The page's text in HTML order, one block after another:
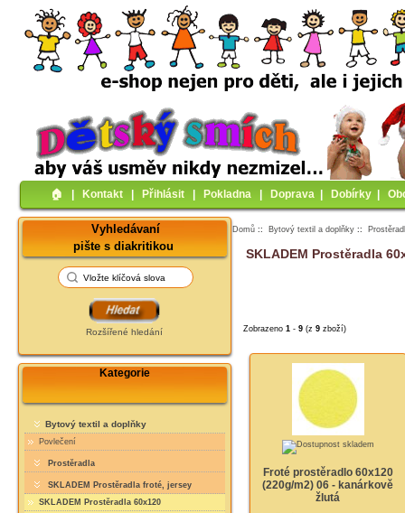
🏠︎ Kontakt Přihlásit Pokladna Doprava Dobírky
Vyhledávaní
pište s diakritikou
Rozšířené hledání
Kategorie
Bytový textil a doplňky
Povlečení
Prostěradla
SKLADEM Prostěradla froté, jersey
SKLADEM Prostěradla 60x120
Domů :: Bytový textil a doplňky ::
SKLADEM Prostěradla
Zobrazeno 1 - 9(z 9zboží)
Froté prostěradlo 60x120
(220g/m2) 06 - kanárkově
žlutá